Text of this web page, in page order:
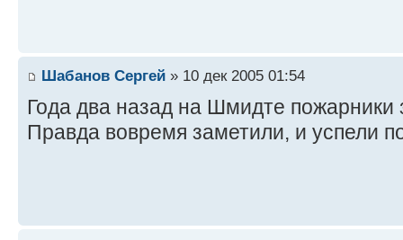
Шабанов Сергей » 10 дек 2005 01:54
Года два назад на Шмидте пожарники
Правда вовремя заметили, и успели